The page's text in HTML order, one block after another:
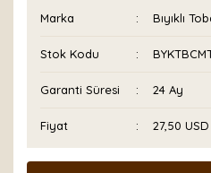
Marka Bıyıklı
Stok Kodu
Garanti Süresi 24 Ay
Fiyat 27,50